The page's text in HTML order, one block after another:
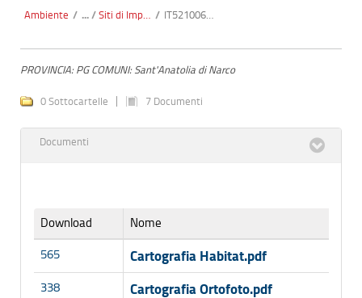
Ambiente / Siti di Importanza Comunitaria SIC / IT5210066 - Media Val Casana
PROVINCIA: PG COMUNI: Sant'Anatolia di Narco
0 Sottocartelle 7 Documenti
Documenti
Download Nome
565 Cartografia Habitat.pdf
338 Cartografia Ortofoto.pdf